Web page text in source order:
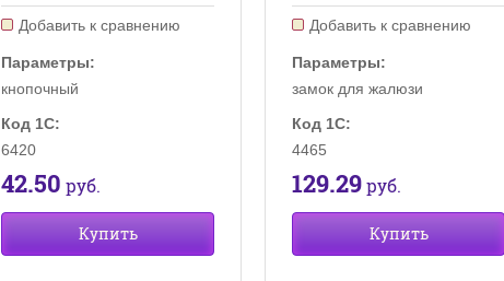
Добавить к сравнению
Параметры:
кнопочный
Код 1С:
6420
42.50 руб.
Купить
Добавить к сравнению
Параметры:
замок для жалюзи
Код 1С:
4465
129.29 руб.
Купить